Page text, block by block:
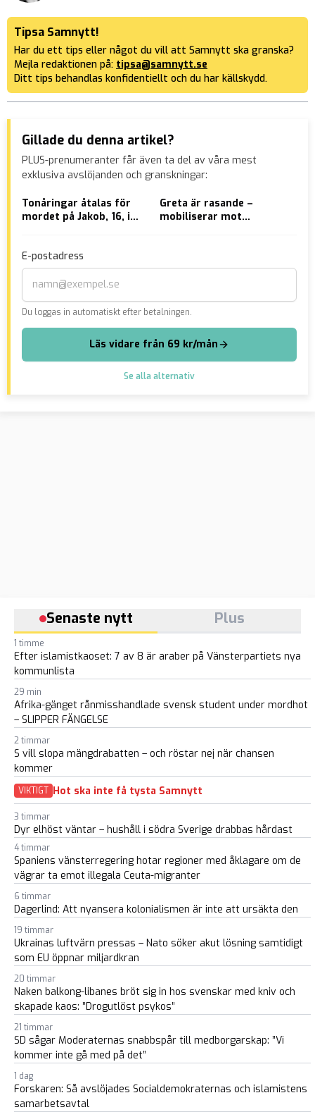
Tipsa Samnytt!
Har du ett tips eller något du vill att Samnytt ska granska?
Mejla redaktionen på: tipsa@samnytt.se
Ditt tips behandlas konfidentiellt och du har källskydd.
Gillade du denna artikel?
PLUS-prenumeranter får även ta del av våra mest
exklusiva avslöjanden och granskningar:
Tonåringar åtalas för
mordet på Jakob, 16, i
Greta är rasande –
mobiliserar mot
E-postadress
Du loggas in automatiskt efter betalningen.
Läs vidare från 69 kr/mån
Se alla alternativ
Senaste nytt Plus
1 timme
Efter islamistkaoset: 7 av 8 är araber på Vänsterpartiets nya
kommunlista
29 min
Afrika-gänget rånmisshandlade svensk student under mordhot
– SLIPPER FÄNGELSE
2 timmar
S vill slopa mängdrabatten – och röstar nej när chansen
kommer
VIKTIGT Hot ska inte få tysta Samnytt
3 timmar
Dyr elhöst väntar – hushåll i södra Sverige drabbas hårdast
4 timmar
Spaniens vänsterregering hotar regioner med åklagare om de
vägrar ta emot illegala Ceuta-migranter
6 timmar
Dagerlind: Att nyansera kolonialismen är inte att ursäkta den
19 timmar
Ukrainas luftvärn pressas – Nato söker akut lösning samtidigt
som EU öppnar miljardkran
20 timmar
Naken balkong-libanes bröt sig in hos svenskar med kniv och
skapade kaos: ”Drogutlöst psykos”
21 timmar
SD sågar Moderaternas snabbspår till medborgarskap: ”Vi
kommer inte gå med på det”
1 dag
Forskaren: Så avslöjades Socialdemokraternas och islamistens
samarbetsavtal